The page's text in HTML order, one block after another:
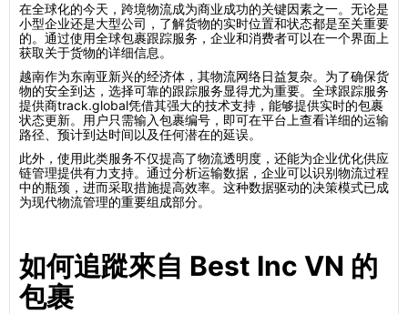
在全球化的今天，跨境物流成为商业成功的关键因素之一。无论是
小型企业还是大型公司，了解货物的实时位置和状态都是至关重要
的。通过使用全球包裹跟踪服务，企业和消费者可以在一个界面上
获取关于货物的详细信息。
越南作为东南亚新兴的经济体，其物流网络日益复杂。为了确保货
物的安全到达，选择可靠的跟踪服务显得尤为重要。全球跟踪服务
提供商track.global凭借其强大的技术支持，能够提供实时的包裹
状态更新。用户只需输入包裹编号，即可在平台上查看详细的运输
路径、预计到达时间以及任何潜在的延误。
此外，使用此类服务不仅提高了物流透明度，还能为企业优化供应
链管理提供有力支持。通过分析运输数据，企业可以识别物流过程
中的瓶颈，进而采取措施提高效率。这种数据驱动的决策模式已成
为现代物流管理的重要组成部分。
如何追蹤來自 Best Inc VN 的
包裹